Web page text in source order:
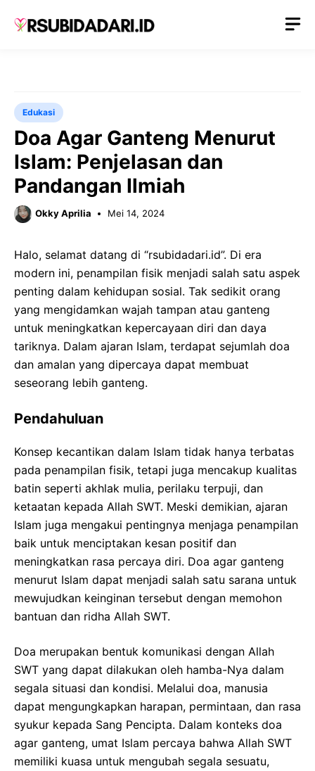
Edukasi
Doa Agar Ganteng Menurut
Islam: Penjelasan dan
Pandangan Ilmiah
Okky Aprilia Mei 14, 2024
Halo, selamat datang di “rsubidadari.id”. Di era
modern ini, penampilan fisik menjadi salah satu aspek
penting dalam kehidupan sosial. Tak sedikit orang
yang mengidamkan wajah tampan atau ganteng
untuk meningkatkan kepercayaan diri dan daya
tariknya. Dalam ajaran Islam, terdapat sejumlah doa
dan amalan yang dipercaya dapat membuat
seseorang lebih ganteng.
Pendahuluan
Konsep kecantikan dalam Islam tidak hanya terbatas
pada penampilan fisik, tetapi juga mencakup kualitas
batin seperti akhlak mulia, perilaku terpuji, dan
ketaatan kepada Allah SWT. Meski demikian, ajaran
Islam juga mengakui pentingnya menjaga penampilan
baik untuk menciptakan kesan positif dan
meningkatkan rasa percaya diri. Doa agar ganteng
menurut Islam dapat menjadi salah satu sarana untuk
mewujudkan keinginan tersebut dengan memohon
bantuan dan ridha Allah SWT.
Doa merupakan bentuk komunikasi dengan Allah
SWT yang dapat dilakukan oleh hamba-Nya dalam
segala situasi dan kondisi. Melalui doa, manusia
dapat mengungkapkan harapan, permintaan, dan rasa
syukur kepada Sang Pencipta. Dalam konteks doa
agar ganteng, umat Islam percaya bahwa Allah SWT
memiliki kuasa untuk mengubah segala sesuatu,